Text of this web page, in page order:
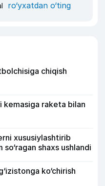
ro‘yxatdan o‘ting
chiqish
kemasiga raketa bilan
xususiylashtirib
shaxs ushlandi
ko‘chirish